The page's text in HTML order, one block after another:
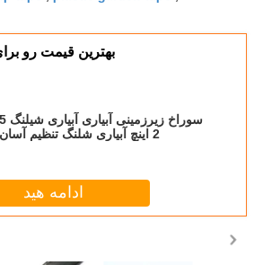
بهترين قيمت رو
5 سوراخ زیرزمینی آبیاری آبیاری شیلنگ
2 اینچ آبیاری شلنگ تنظیم آسان
ادامه هید